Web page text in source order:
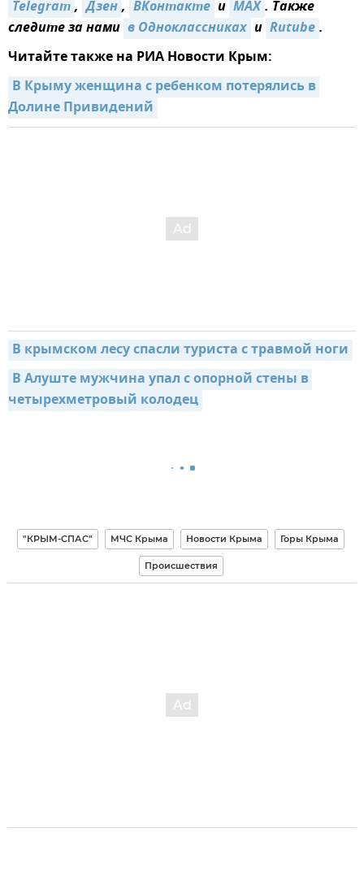
Telegram, Дзен, ВКонтакте и MAX. Также
следите за нами в Одноклассниках и Rutube.
Читайте также на РИА Новости Крым:
В Крыму женщина с ребенком потерялись в
Долине Привидений
В крымском лесу спасли туриста с травмой ноги
В Алуште мужчина упал с опорной стены в
четырехметровый колодец
"КРЫМ-СПАС" МЧС Крыма Новости Крыма Горы Крыма
Происшествия